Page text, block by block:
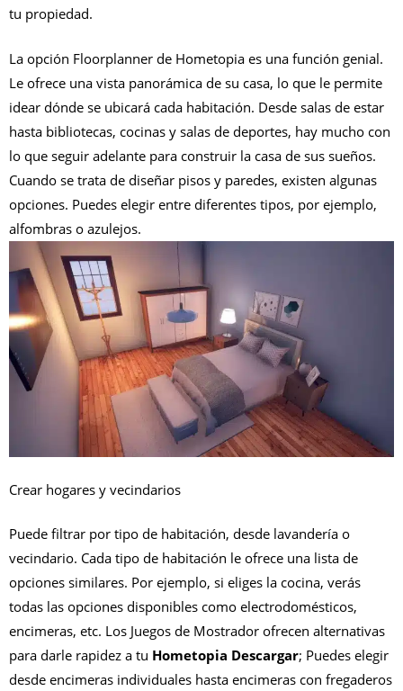
tu propiedad.
La opción Floorplanner de Hometopia es una función genial.
Le ofrece una vista panorámica de su casa, lo que le permite
idear dónde se ubicará cada habitación. Desde salas de estar
hasta bibliotecas, cocinas y salas de deportes, hay mucho con
lo que seguir adelante para construir la casa de sus sueños.
Cuando se trata de diseñar pisos y paredes, existen algunas
opciones. Puedes elegir entre diferentes tipos, por ejemplo,
alfombras o azulejos.
Crear hogares y vecindarios
Puede filtrar por tipo de habitación, desde lavandería o
vecindario. Cada tipo de habitación le ofrece una lista de
opciones similares. Por ejemplo, si eliges la cocina, verás
todas las opciones disponibles como electrodomésticos,
encimeras, etc. Los Juegos de Mostrador ofrecen alternativas
para darle rapidez a tu Hometopia Descargar; Puedes elegir
desde encimeras individuales hasta encimeras con fregaderos